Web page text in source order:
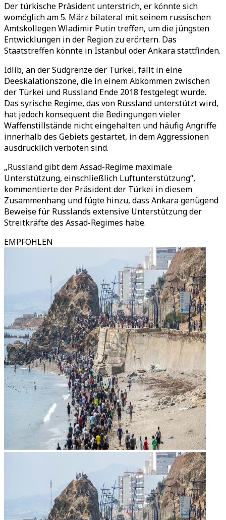
Der türkische Präsident unterstrich, er könnte sich
womöglich am 5. März bilateral mit seinem russischen
Amtskollegen Wladimir Putin treffen, um die jüngsten
Entwicklungen in der Region zu erörtern. Das
Staatstreffen könnte in Istanbul oder Ankara stattfinden.
Idlib, an der Südgrenze der Türkei, fällt in eine
Deeskalationszone, die in einem Abkommen zwischen
der Türkei und Russland Ende 2018 festgelegt wurde.
Das syrische Regime, das von Russland unterstützt wird,
hat jedoch konsequent die Bedingungen vieler
Waffenstillstände nicht eingehalten und häufig Angriffe
innerhalb des Gebiets gestartet, in dem Aggressionen
ausdrücklich verboten sind.
„Russland gibt dem Assad-Regime maximale
Unterstützung, einschließlich Luftunterstützung“,
kommentierte der Präsident der Türkei in diesem
Zusammenhang und fügte hinzu, dass Ankara genügend
Beweise für Russlands extensive Unterstützung der
Streitkräfte des Assad-Regimes habe.
EMPFOHLEN